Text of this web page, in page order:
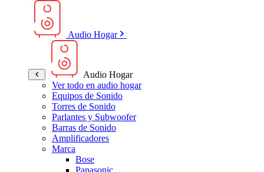
Audio Hogar
Audio Hogar
Ver todo en audio hogar
Equipos de Sonido
Torres de Sonido
Parlantes y Subwoofer
Barras de Sonido
Amplificadores
Marca
Bose
Panasonic